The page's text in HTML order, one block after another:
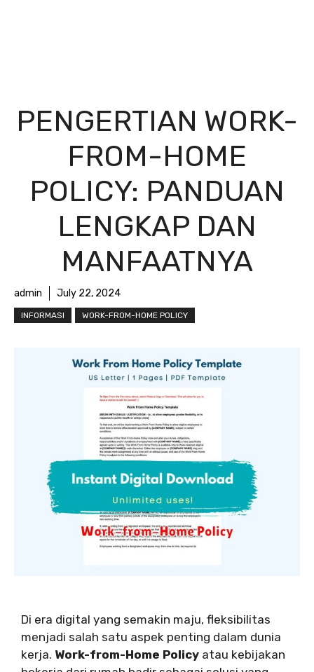
PENGERTIAN WORK-
FROM-HOME
POLICY: PANDUAN
LENGKAP DAN
MANFAATNYA
admin July 22, 2024
INFORMASI WORK-FROM-HOME POLICY
Di era digital yang semakin maju, fleksibilitas
menjadi salah satu aspek penting dalam dunia
kerja. Work-from-Home Policy atau kebijakan